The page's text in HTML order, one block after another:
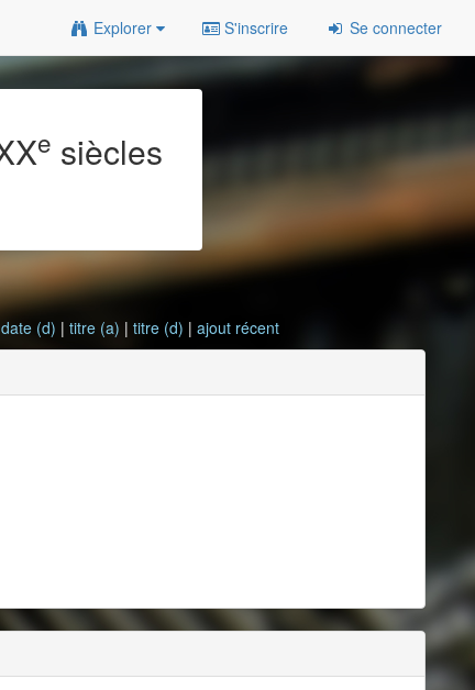
Explorer S'inscrire Se connecter
e siècles
date (d) |titre (a) |titre (d) |ajout récent